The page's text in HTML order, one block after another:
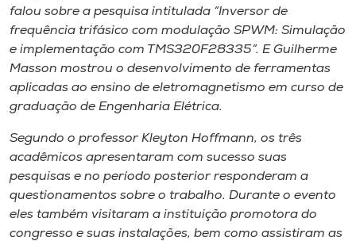
falou sobre a pesquisa intitulada “Inversor de
frequência trifásico com modulação SPWM: Simulação
e implementação com TMS320F28335”. E Guilherme
Masson mostrou o desenvolvimento de ferramentas
aplicadas ao ensino de eletromagnetismo em curso de
graduação de Engenharia Elétrica.
Segundo o professor Kleyton Hoffmann, os três
acadêmicos apresentaram com sucesso suas
pesquisas e no período posterior responderam a
questionamentos sobre o trabalho. Durante o evento
eles também visitaram a instituição promotora do
congresso e suas instalações, bem como assistiram as